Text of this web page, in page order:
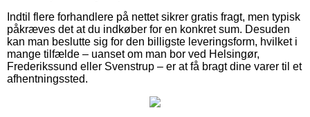
Indtil flere forhandlere på nettet sikrer gratis fragt, men typisk
påkræves det at du indkøber for en konkret sum. Desuden
kan man beslutte sig for den billigste leveringsform, hvilket i
mange tilfælde – uanset om man bor ved Helsingør,
Frederikssund eller Svenstrup – er at få bragt dine varer til et
afhentningssted.